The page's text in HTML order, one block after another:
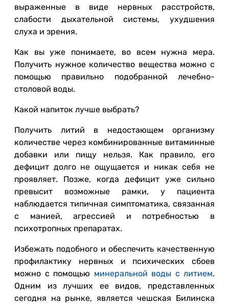
выраженные в виде нервных расстройств,
слабости дыхательной системы, ухудшения
слуха и зрения.
Как вы уже понимаете, во всем нужна мера.
Получить нужное количество вещества можно с
помощью правильно подобранной лечебно-
столовой воды.
Какой напиток лучше выбрать?
Получить литий в недостающем организму
количестве через комбинированные витаминные
добавки или пищу нельзя. Как правило, его
дефицит долго не ощущается и никак себя не
проявляет. Позже, когда дефицит уже сильно
превысит возможные рамки, у пациента
наблюдается типичная симптоматика, связанная
с манией, агрессией и потребностью в
психотропных препаратах.
Избежать подобного и обеспечить качественную
профилактику нервных и психических сбоев
можно с помощью минеральной воды с литием.
Одним из лучших ее видов, представленных
сегодня на рынке, является чешская Билинска